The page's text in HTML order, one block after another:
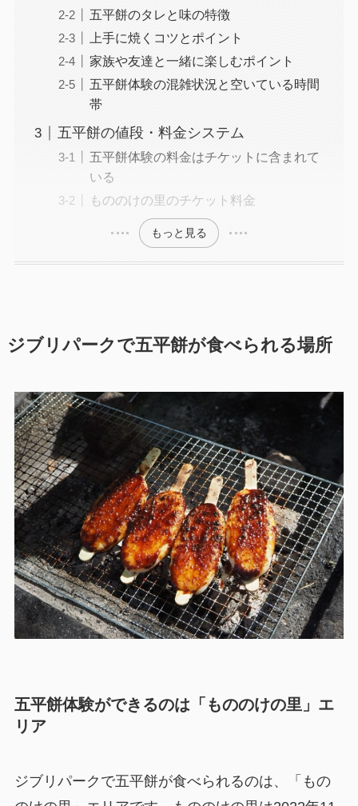
五平餅のタレと味の特徴
上手に焼くコツとポイント
家族や友達と一緒に楽しむポイント
五平餅体験の混雑状況と空いている時間
帯
五平餅の値段・料金システム
五平餅体験の料金はチケットに含まれて
いる
もののけの里のチケット料金
もっと見る
ジブリパークで五平餅が食べられる場所
五平餅体験ができるのは「もののけの里」エ
リア
ジブリパークで五平餅が食べられるのは、「もの